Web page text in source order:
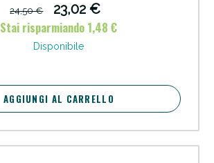
24,50 €
23,02 €
Stai risparmiando 1,48 €
Disponibile
AGGIUNGI AL CARRELLO